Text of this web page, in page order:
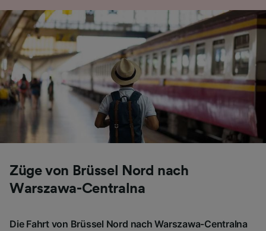
Züge von Brüssel Nord nach
Warszawa-Centralna
Die Fahrt von Brüssel Nord nach Warszawa-Centralna
Angeboten.
Liste der Partner (Lieferanten)